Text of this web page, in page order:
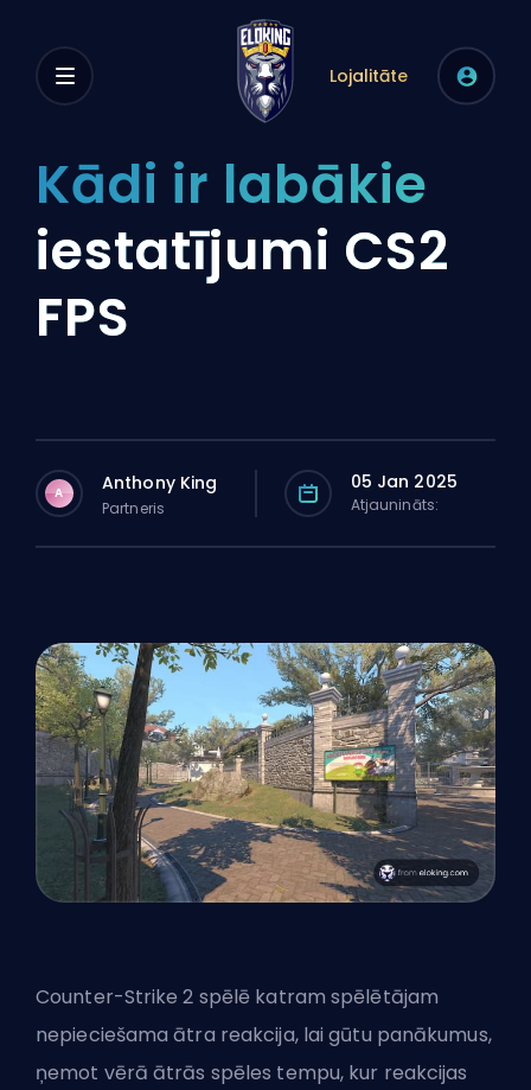
Lojalitāte
Kādi ir labākie
iestatījumi CS2
FPS
A Anthony King
Partneris
05 Jan 2025
Atjaunināts:
Counter-Strike 2 spēlē katram spēlētājam
nepieciešama ātra reakcija, lai gūtu panākumus,
ņemot vērā ātrās spēles tempu, kur reakcijas